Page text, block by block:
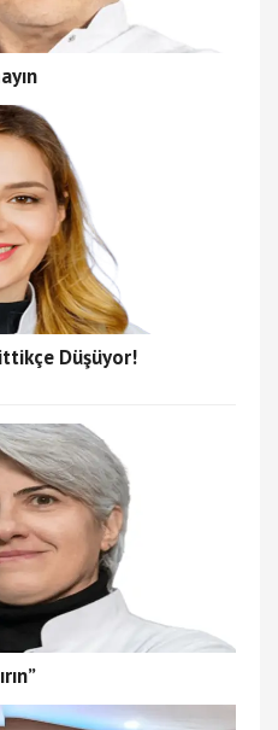
Düşüyor!